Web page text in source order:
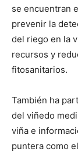
se encuentran
prevenir la
del riego en la
recursos y
fitosanitarios.
También ha
del viñedo
viña e
puntera como